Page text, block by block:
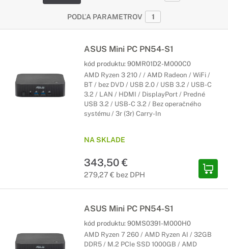
PODĽA PARAMETROV 1
ASUS Mini PC PN54-S1
kód produktu: 90MR01D2-M000C0
AMD Ryzen 3 210 / / AMD Radeon / WiFi /
BT / bez DVD / USB 2.0 / USB 3.2 / USB-C
3.2 / LAN / HDMI / DisplayPort / Predné
USB 3.2 / USB-C 3.2 / Bez operačného
systému / 3r (3r) Carry-In
NA SKLADE
343,50 €
279,27 € bez DPH
ASUS Mini PC PN54-S1
kód produktu: 90MS0391-M000H0
AMD Ryzen 7 260 / AMD Ryzen AI / 32GB
DDR5 / M.2 PCIe SSD 1000GB / AMD